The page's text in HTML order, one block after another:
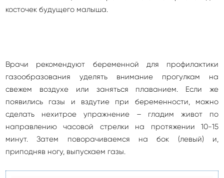
косточек будущего малыша.
Врачи рекомендуют беременной для профилактики
газообразования уделять внимание прогулкам на
свежем воздухе или заняться плаванием. Если же
появились газы и вздутие при беременности, можно
сделать нехитрое упражнение – гладим живот по
направлению часовой стрелки на протяжении 10-15
минут. Затем поворачиваемся на бок (левый) и,
приподняв ногу, выпускаем газы.